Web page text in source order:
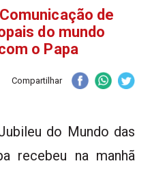
de
do mundo
o Papa
Compartilhar
do Mundo das
recebeu na manhã